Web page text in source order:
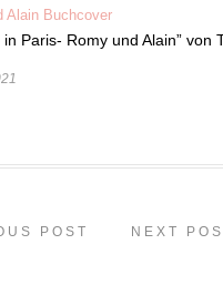
in Paris- Romy und Alain” von
POST NEXT